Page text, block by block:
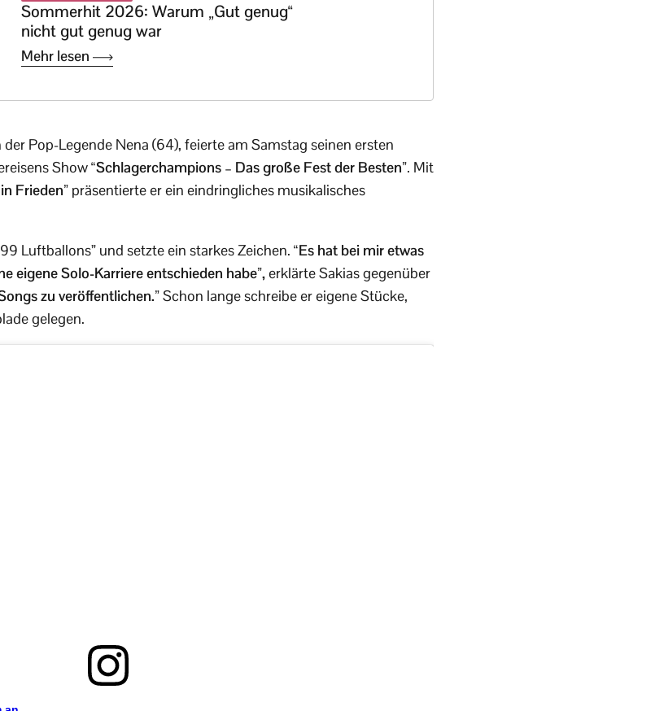
Sommerhit 2026: Warum „Gut genug“
nicht gut genug war
Mehr lesen
Pop-Legende Nena (64), feierte am Samstag seinen ersten
Show“Schlagerchampions – Das große Fest der Besten”. Mit
Frieden” präsentierte er ein eindringliches musikalisches
Luftballons” und setzte ein starkes Zeichen. “Es hat bei mir etwas
eigene Solo-Karriere entschieden habe”,erklärte Sakias gegenüber
zu veröffentlichen.”Schon lange schreibe er eigene Stücke,
gelegen.